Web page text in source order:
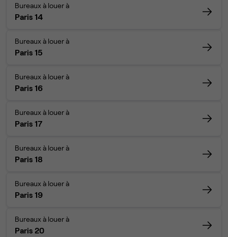
Bureaux à louer à
Paris 14
Bureaux à louer à
Paris 15
Bureaux à louer à
Paris 16
Bureaux à louer à
Paris 17
Bureaux à louer à
Paris 18
Bureaux à louer à
Paris 19
Bureaux à louer à
Paris 20